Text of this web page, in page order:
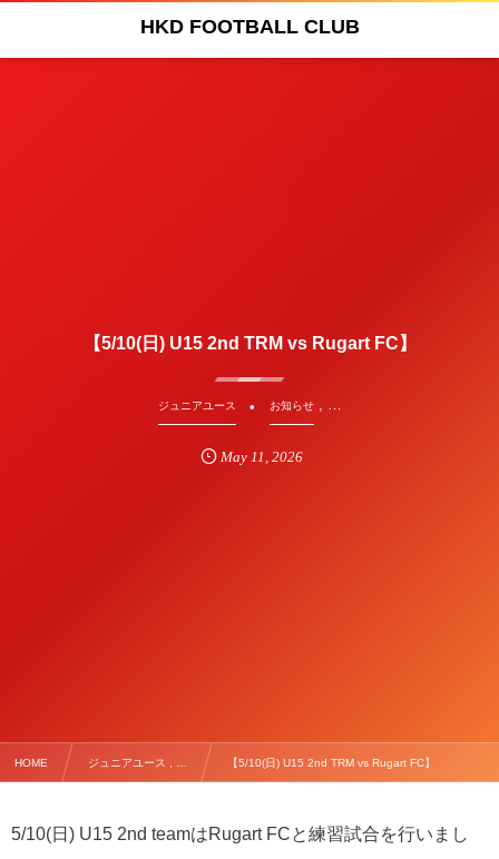
HKD FOOTBALL CLUB
【5/10(日) U15 2nd TRM vs Rugart FC】
ジュニアユース お知らせ, …
May 11 , 2026
HOME ジュニアユース , … 【5/10(日) U15 2nd TRM vs Rugart FC】
5/10(日) U15 2nd teamはRugart FCと練習試合を行いまし